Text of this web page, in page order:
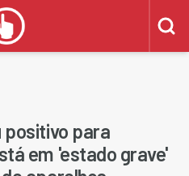
positivo para
em 'estado grave'